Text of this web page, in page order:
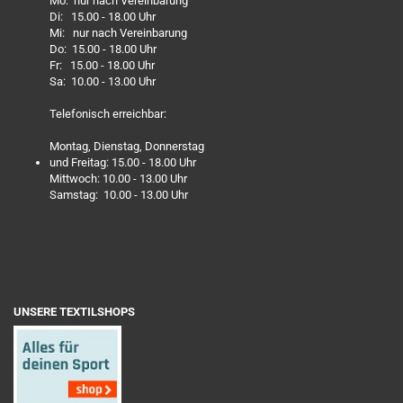
Di: 15.00 - 18.00 Uhr
Mi: nur nach Vereinbarung
Do: 15.00 - 18.00 Uhr
Fr: 15.00 - 18.00 Uhr
Sa: 10.00 - 13.00 Uhr
Telefonisch erreichbar:
Montag, Dienstag, Donnerstag
und Freitag: 15.00 - 18.00 Uhr
Mittwoch: 10.00 - 13.00 Uhr
Samstag: 10.00 - 13.00 Uhr
UNSERE TEXTILSHOPS